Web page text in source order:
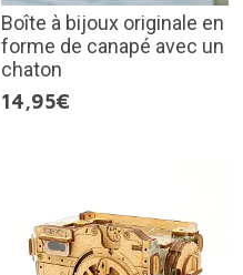
Boîte à bijoux originale en
forme de canapé avec un
chaton
14,95€